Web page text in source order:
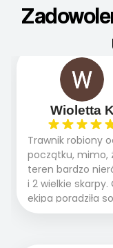
Wioletta K
Trawnik robiony
początku, mimo,
teren bardzo
i 2 wielkie skarpy.
ekipa poradziła
WSPANIALE od